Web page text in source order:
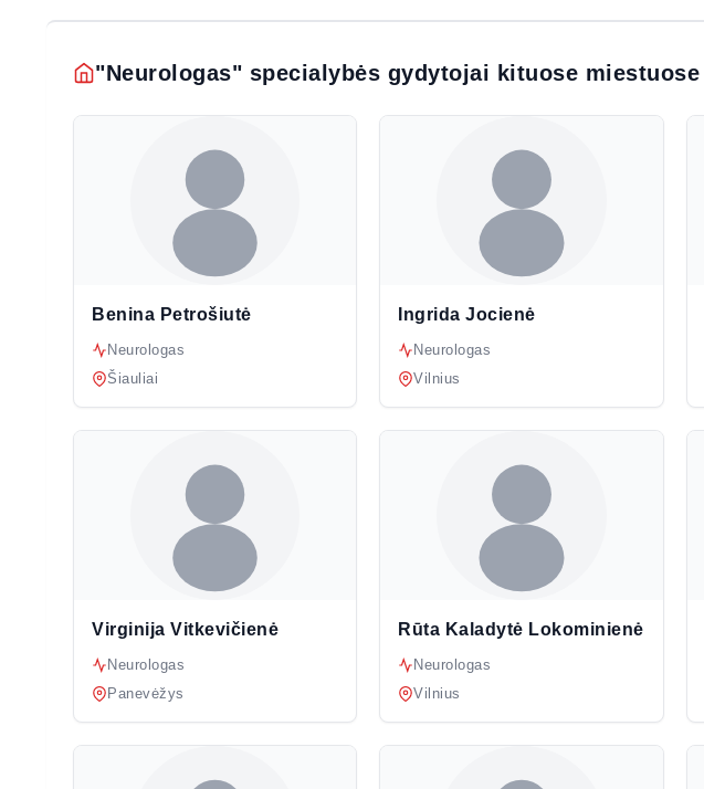
"Neurologas" specialybės gydytojai kituose miestuose
Benina Petrošiutė
Neurologas
Šiauliai
Ingrida Jocienė
Neurologas
Vilnius
Virginija Vitkevičienė
Neurologas
Panevėžys
Rūta Kaladytė Lokominienė
Neurologas
Vilnius